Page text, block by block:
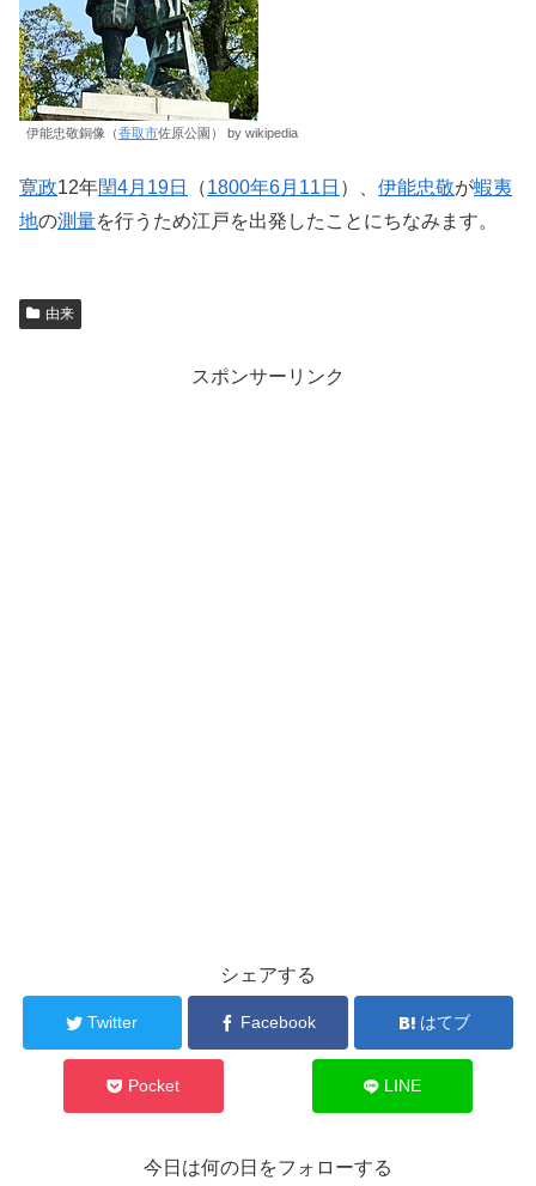
伊能忠敬銅像（香取市佐原公園） by wikipedia
寛政12年閏4月19日 （1800年6月11日 ）、 伊能忠敬が蝦夷
地の測量を行うため江戸を出発したことにちなみます。
由来
スポンサーリンク
シェアする
Twitter Facebook はてブ
Pocket LINE
今日は何の日をフォローする